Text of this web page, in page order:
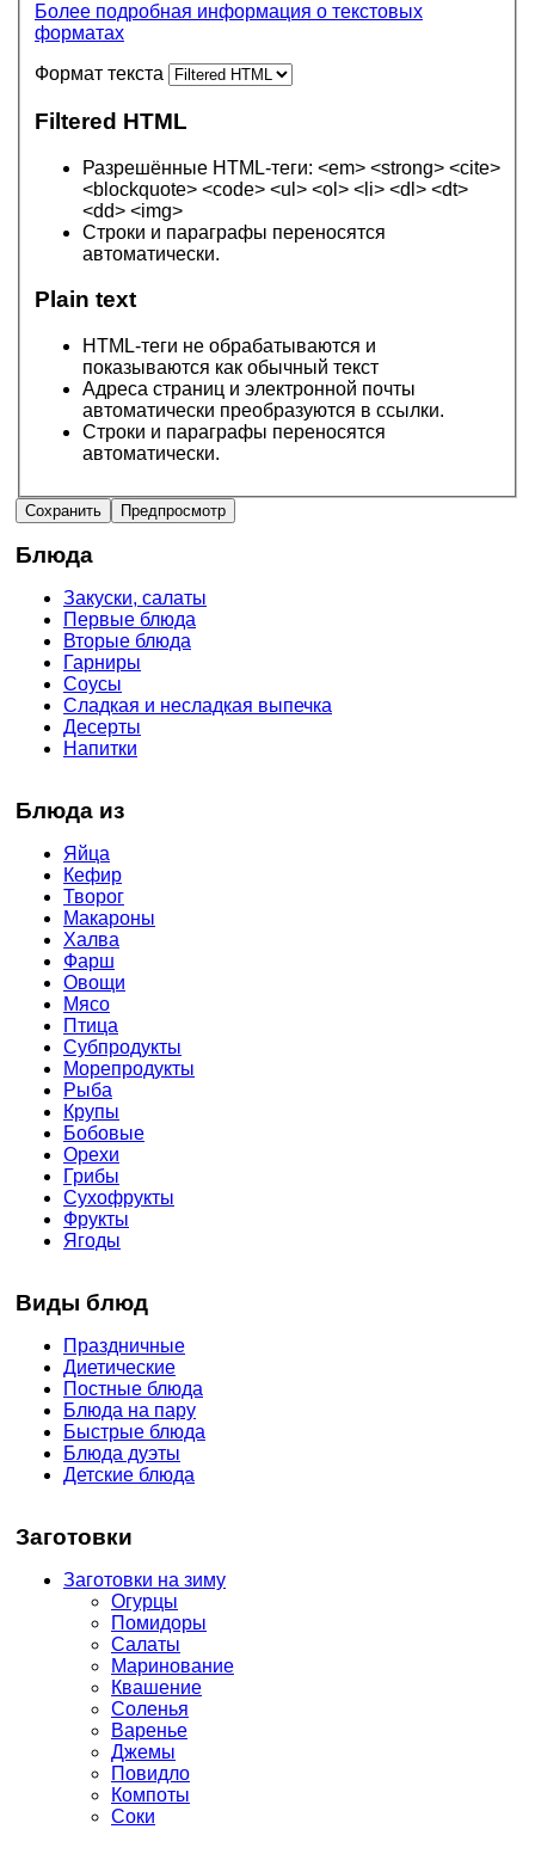
Более подробная информация о текстовых
форматах
Формат текста
Filtered HTML
Разрешённые HTML-теги: <em> <strong> <cite>
<blockquote> <code> <ul> <ol> <li> <dl> <dt>
<dd> <img>
Строки и параграфы переносятся
автоматически.
Plain text
HTML-теги не обрабатываются и
показываются как обычный текст
Адреса страниц и электронной почты
автоматически преобразуются в ссылки.
Строки и параграфы переносятся
автоматически.
Блюда
Закуски, салаты
Первые блюда
Вторые блюда
Гарниры
Соусы
Сладкая и несладкая выпечка
Десерты
Напитки
Блюда из
Яйца
Кефир
Творог
Макароны
Халва
Фарш
Овощи
Мясо
Птица
Субпродукты
Морепродукты
Рыба
Крупы
Бобовые
Орехи
Грибы
Сухофрукты
Фрукты
Ягоды
Виды блюд
Праздничные
Диетические
Постные блюда
Блюда на пару
Быстрые блюда
Блюда дуэты
Детские блюда
Заготовки
Заготовки на зиму
Огурцы
Помидоры
Салаты
Маринование
Квашение
Соленья
Варенье
Джемы
Повидло
Компоты
Соки